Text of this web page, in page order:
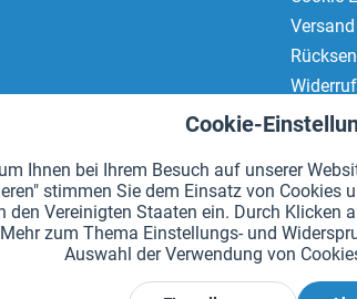
*Alle Preise inkl. Mehrwertsteuer zzgl.
Cookie-
Ihnen bei Ihrem Besuch auf unserer
stimmen Sie dem Einsatz von
Vereinigten Staaten ein. Durch
zum Thema Einstellungs- und
Auswahl der Verwendung von